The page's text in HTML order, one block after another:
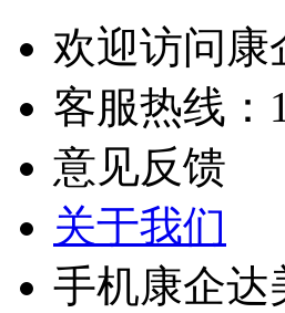
欢迎访问康
客服热线：
意见反馈
关于我们
手机康企达